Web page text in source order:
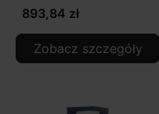
893,84 zł
Zobacz szczegóły